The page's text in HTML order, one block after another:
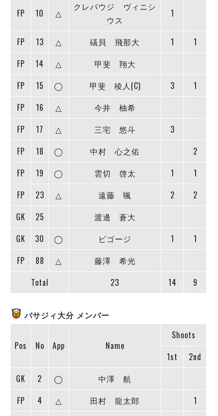
メットライフ生命Ｆリーグカップ 2026
大会概要
チケット情報
過去の記録
リガーレヴィア葛飾
ヴィンセドール白山
アグレミーナ浜松
ポルセイド浜田
記念ゴール
担当審判員
選手の通算記録（Ｆ１）
バルドラール浦安
しながわシティ
立川アスレティックFC
湘南ベルマーレ
名古屋オーシャンズ
シュライカー大阪
バサジィ大分
選手の通算記録（Ｆ２）
リガーレヴィア葛飾
ヴィンセドール白山
ポルセイド浜田
ミラクルスマイル新居浜
DIVISION 02
FOLLOW US!
FP 10 △
クレパウジ ヴィニシ
ウス
1
FP 13 △ 礒貝 飛那大 1
1
FP
14 △
甲斐 翔大
FP
15 ◯ 甲斐 稜人(C) 3
1
FP
16 △
今井 柚希
FP
17 △ 三宅 悠斗
3
FP
18 ◯ 中村 心之佑
2
FP
19 ◯ 雲切 啓太 1
1
FP
23 △ 遠藤 颯 2
2
GK
25
渡邊 蒼大
GK
30 ◯ ビゴージ 1
1
FP
88 △
藤澤 希光
Total
23 14 9
バサジィ大分 メンバー
Pos No App Name
Shoots
1st
2nd
GK
2 ◯
中澤 航
FP
4 △ 田村 龍太郎
1